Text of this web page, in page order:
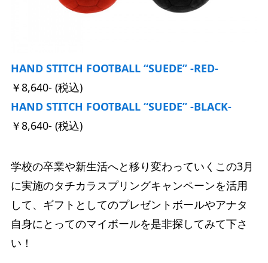
HAND STITCH FOOTBALL “SUEDE” -RED-
￥8,640- (税込)
HAND STITCH FOOTBALL “SUEDE” -BLACK-
￥8,640- (税込)
学校の卒業や新生活へと移り変わっていくこの3月
に実施のタチカラスプリングキャンペーンを活用
して、ギフトとしてのプレゼントボールやアナタ
自身にとってのマイボールを是非探してみて下さ
い！